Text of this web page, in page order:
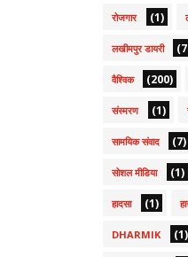
रोजगार (1)
लखीमपुर डायरी
वैश्विक (200)
संस्मरण (1)
सामयिक संवाद (7)
सोशल मीडिया (1)
हादसा (1)
DHARMIK (1)